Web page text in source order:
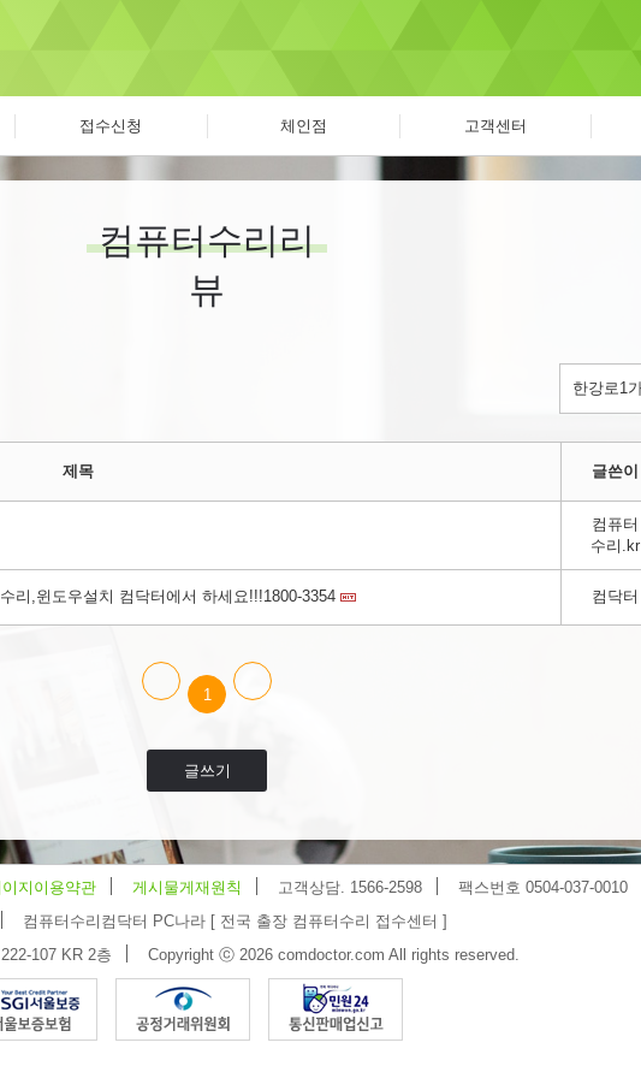
접수신청 체인점 고객센터
컴퓨터수리리
뷰
제목 글쓴이
컴퓨터
수리.kr
리,윈도우설치 컴닥터에서 하세요!!!1800-3354 컴닥터
1
글쓰기
이지이용약관 게시물게재원칙 고객상담. 1566-2598
팩스번호 0504-037-0010
컴퓨터수리컴닥터 PC나라 [ 전국 출장 컴퓨터수리 접수센터 ]
107 KR 2층
Copyright ⓒ 2026 comdoctor.com All rights reserved.